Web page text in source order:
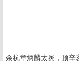
余杭章炳麟太炎，预辛